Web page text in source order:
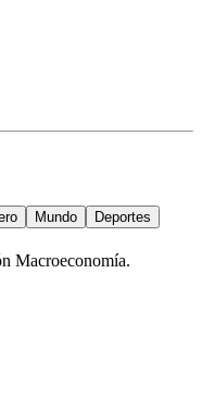
Mundo
Deportes
Macroeconomía.